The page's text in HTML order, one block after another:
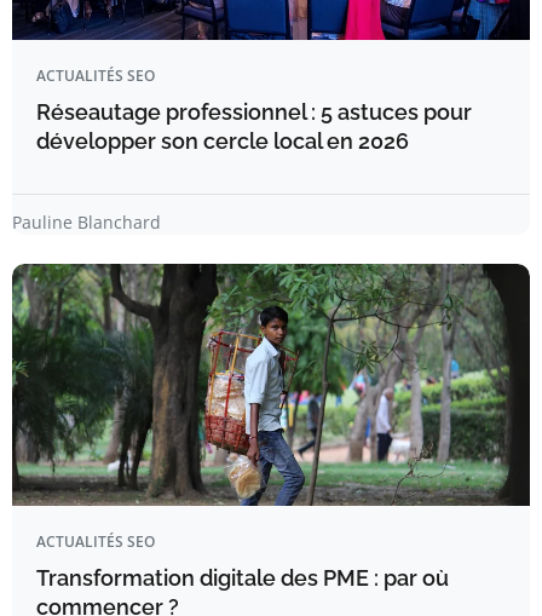
ACTUALITÉS SEO
Réseautage professionnel : 5 astuces pour
développer son cercle local en 2026
Pauline Blanchard
ACTUALITÉS SEO
Transformation digitale des PME : par où
commencer ?